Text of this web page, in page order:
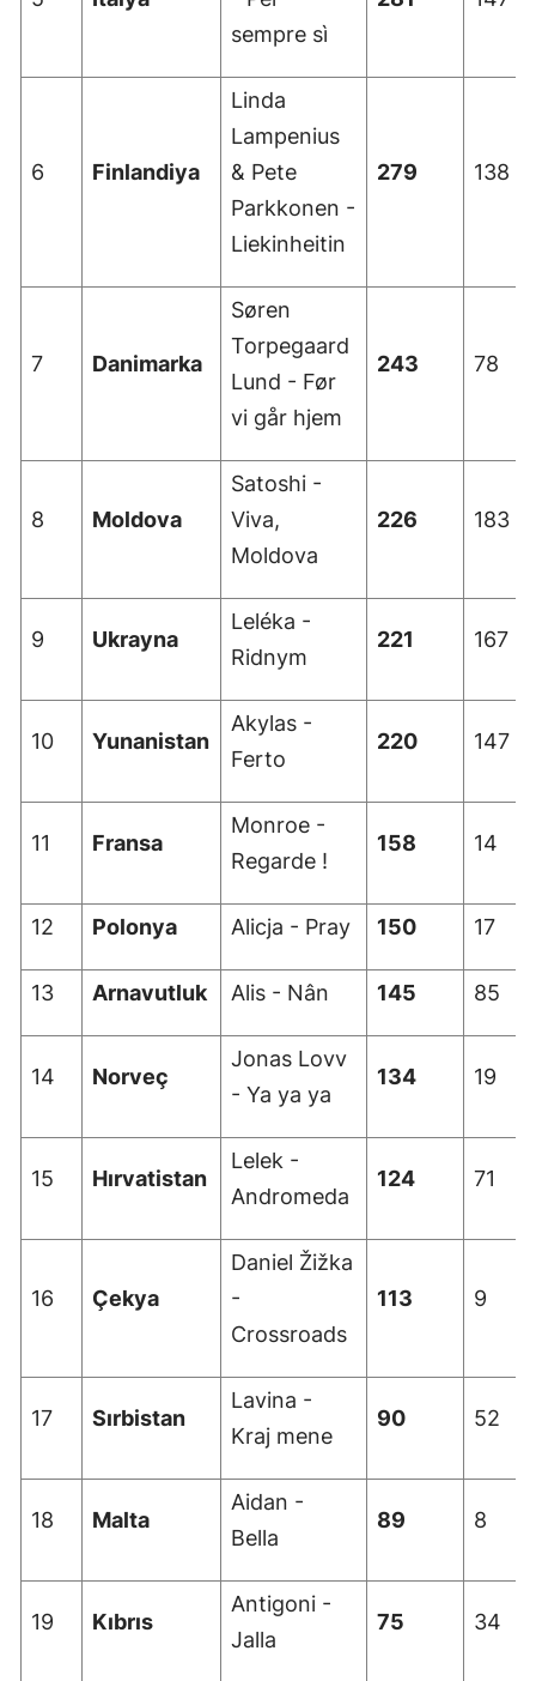
Sivas
Tokat
Zonguldak
Bayburt
Şırnak
Bartın
Iğdır
Karabük
sempre sì
6 Finlandiya
Linda
Lampenius
& Pete
Parkkonen -
Liekinheitin
279 138
7 Danimarka
Søren
Torpegaard
Lund - Før
vi går hjem
243 78
8 Moldova
Satoshi -
Viva,
Moldova
226 183
9 Ukrayna
Leléka -
Ridnym
221 167
10 Yunanistan
Akylas -
Ferto
220 147
11 Fransa
Monroe -
Regarde !
158 14
12 Polonya Alicja - Pray 150 17
13 Arnavutluk Alis - Nân 145 85
14 Norveç
Jonas Lovv
- Ya ya ya
134 19
15 Hırvatistan
Lelek -
Andromeda
124 71
16 Çekya
Daniel Žižka
-
Crossroads
113 9
17 Sırbistan
Lavina -
Kraj mene
90 52
18 Malta
Aidan -
Bella
89 8
19 Kıbrıs
Antigoni -
Jalla
75 34